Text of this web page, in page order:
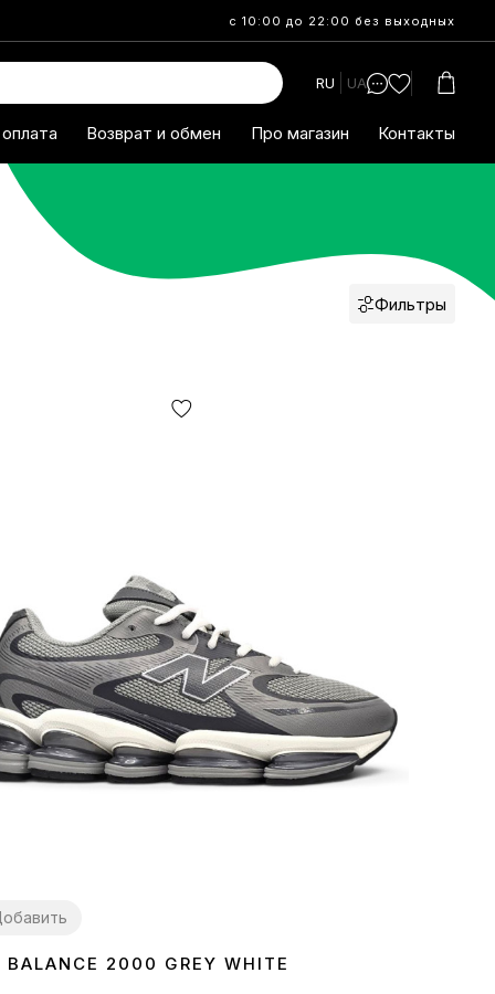
с 10:00 до 22:00 без выходных
RU UA
Возврат и обмен Про магазин Контакты
Фильтры
434445
BALANCE 2000 GREY WHITE